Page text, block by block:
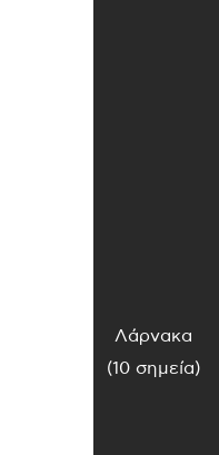
Λάρνακα
(10 σημεία)